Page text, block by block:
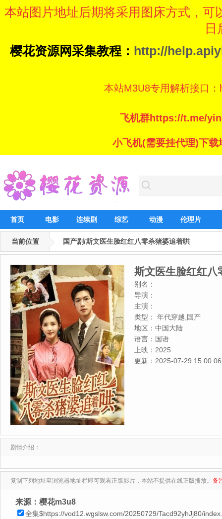
本站图片地址后期将采用图床方式，
日
樱花资源网采集教程： http://
本站M3U8专用解析接口
飞机群https://t.me/
小飞机(需要挂代理)下
首页 电影 连续剧 综艺 动漫 伦理片
当前位置 国产剧/斯文医生脸红红八零杀猪婆追着哄
斯文医生脸红红八
别名：
导演：
主演：
类型：
年代穿越,国产
地区： 中国大陆
语言： 国语
上映： 2025
更新： 2025-07-29 15:00:06
剧情介绍：
复制下列地址至浏览器地址栏即可观看正版影片，本站不提供在线正版播放。 备
来源：樱花m3u8
全集$https://vod12.wgslsw.com/20250729/Tacd92yhJj80/